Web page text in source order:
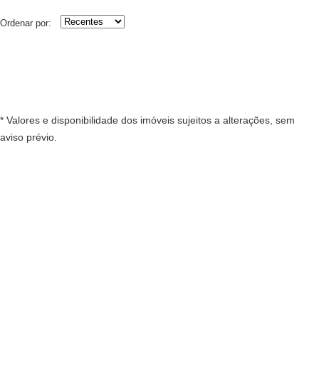
Ordenar por:
* Valores e disponibilidade dos imóveis sujeitos a alterações, sem
aviso prévio.